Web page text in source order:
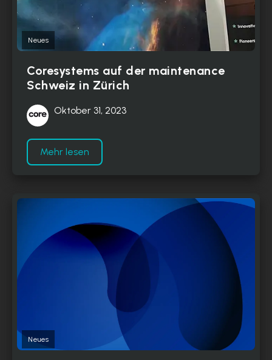
Neues
Coresystems auf der maintenance
Schweiz in Zürich
Oktober 31, 2023
Mehr lesen
Neues